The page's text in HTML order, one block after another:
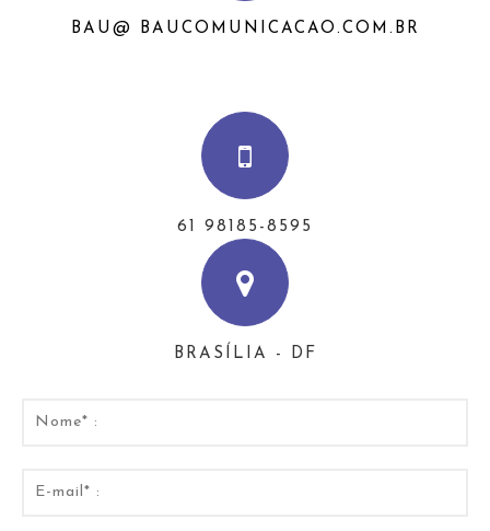
BAU@ BAUCOMUNICACAO.COM.BR
61 98185-8595
BRASÍLIA - DF